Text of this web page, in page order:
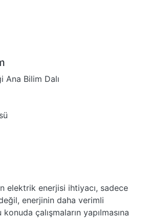
Ana Bilim Dalı
elektrik enerjisi ihtiyacı, sadece
enerjinin daha verimli
çalışmaların yapılmasına